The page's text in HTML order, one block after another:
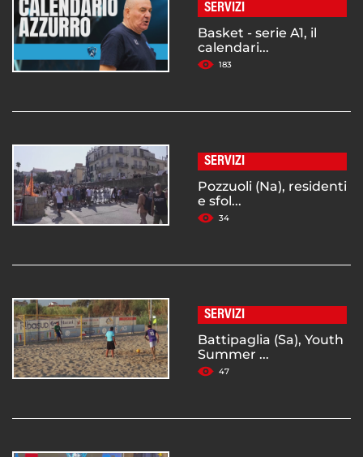
SERVIZI
Basket - serie A1, il
calendari...
183
SERVIZI
Pozzuoli (Na), residenti
e sfol...
34
SERVIZI
Battipaglia (Sa), Youth
Summer ...
47